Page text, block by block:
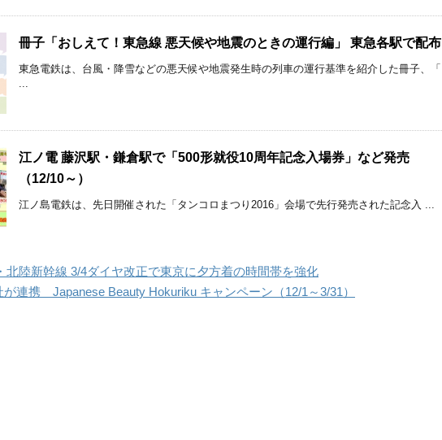
冊子「おしえて！東急線 悪天候や地震のときの運行編」 東急各駅で配布
東急電鉄は、台風・降雪などの悪天候や地震発生時の列車の運行基準を紹介した冊子、「
...
江ノ電 藤沢駅・鎌倉駅で「500形就役10周年記念入場券」など発売
（12/10～）
江ノ島電鉄は、先日開催された「タンコロまつり2016」会場で先行発売された記念入 ...
北陸新幹線 3/4ダイヤ改正で東京に夕方着の時間帯を強化
が連携 Japanese Beauty Hokuriku キャンペーン（12/1～3/31）